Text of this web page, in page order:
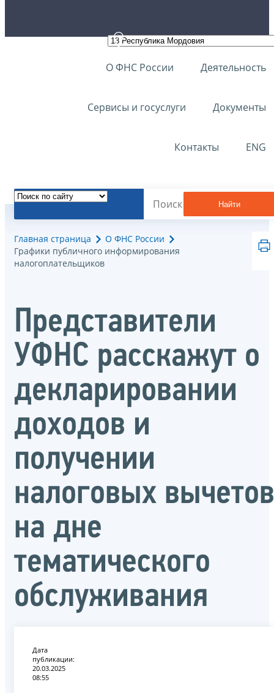
О ФНС России Деятельность
Сервисы и госуслуги Документы
Контакты ENG
Найти
Главная страница
О ФНС России
Графики публичного информирования
налогоплательщиков
Представители
УФНС расскажут о
декларировании
доходов и
получении
налоговых вычетов
на дне
тематического
обслуживания
Дата
публикации:
20.03.2025
08:55